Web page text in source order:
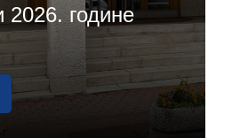
2026. године